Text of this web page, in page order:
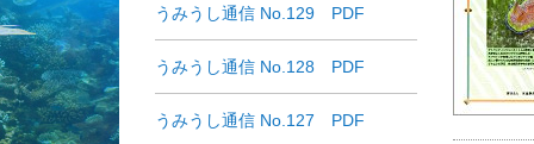
うみうし通信 No.129 PDF
うみうし通信 No.128 PDF
うみうし通信 No.127 PDF